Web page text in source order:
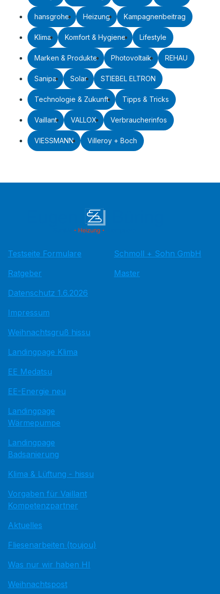
hansgrohe Heizung Kampagnenbeitrag
Klima Komfort & Hygiene Lifestyle
Marken & Produkte Photovoltaik REHAU
Sanipa Solar STIEBEL ELTRON
Technologie & Zukunft Tipps & Tricks
Vaillant VALLOX Verbraucherinfos
VIESSMANN Villeroy + Boch
Testseite Formulare
Ratgeber
Datenschutz 1.6.2026
Impressum
Weihnachtsgruß hissu
Landingpage Klima
EE Medatsu
EE-Energie neu
Landingpage
Wärmepumpe
Landingpage
Badsanierung
Klima & Lüftung - hissu
Vorgaben für Vaillant
Kompetenzpartner
Aktuelles
Fliesenarbeiten (toujou)
Was nur wir haben HI
Weihnachtspost
Schmoll + Sohn GmbH
Master